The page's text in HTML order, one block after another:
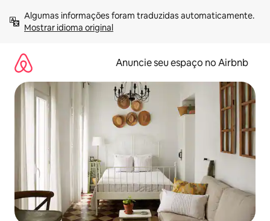
para
Mostrar idioma original
Anuncie seu espaço no Airbnb